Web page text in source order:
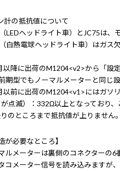
の抵抗値について
LEDヘッドライト車）とJC75は、
白熱電球ヘッドライト車）はガス
以降に出荷のM1204<v2>から「設
期型でもノーマルメーターと同じ
以前に出荷のM1204<v1>にはガソ
が点滅）：332Ω以上となっており
のところまで抵抗値が上りません
が必要なところ】
ルメーターは裏側のコネクターの6
コメーター信号を読み込みますが